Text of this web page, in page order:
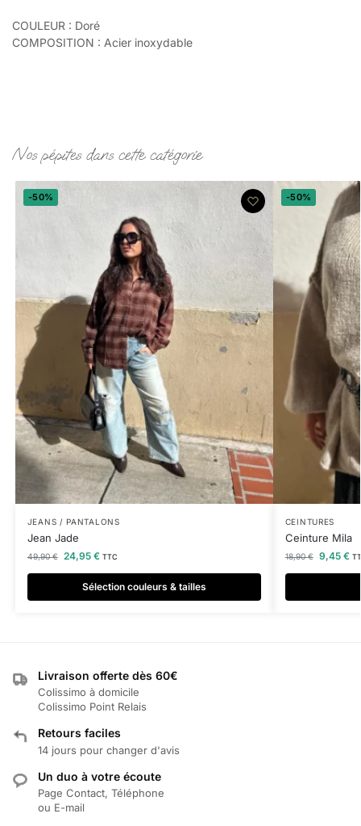
COULEUR : Doré
COMPOSITION : Acier inoxydable
Nos pépites dans cette catégorie
-50%
JEANS / PANTALONS
Jean Jade
49,90€ 24,95 € TTC
Sélection couleurs & tailles
-50%
CEINTURES
Ceinture Mila
18,90€ 9,45 €
Livraison offerte dès 60€
Colissimo à domicile
Colissimo Point Relais
Retours faciles
14 jours pour changer d'avis
Un duo à votre écoute
Page Contact, Téléphone
ou E-mail